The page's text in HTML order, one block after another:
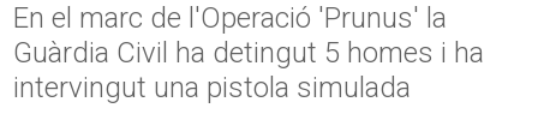
En el marc de l'Operació 'Prunus' la
Guàrdia Civil ha detingut 5 homes i ha
intervingut una pistola simulada